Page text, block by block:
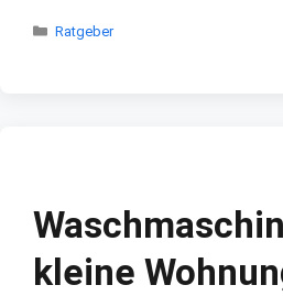
Kategorien
Ratgeber
kleine